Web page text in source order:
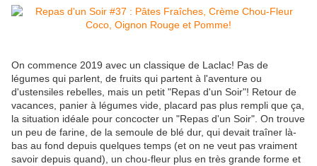
On commence 2019 avec un classique de Laclac! Pas de
légumes qui parlent, de fruits qui partent à l'aventure ou
d'ustensiles rebelles, mais un petit "Repas d'un Soir"! Retour de
vacances, panier à légumes vide, placard pas plus rempli que ça,
la situation idéale pour concocter un "Repas d'un Soir". On trouve
un peu de farine, de la semoule de blé dur, qui devait traîner là-
bas au fond depuis quelques temps (et on ne veut pas vraiment
savoir depuis quand), un chou-fleur plus en très grande forme et